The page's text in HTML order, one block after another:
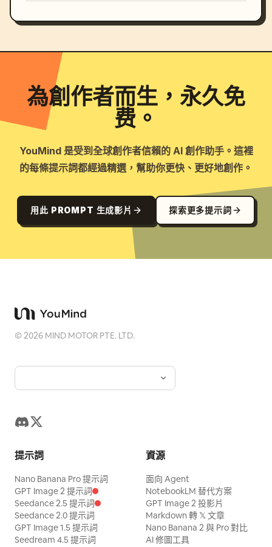
為創作者而生，永久免
费。
YouMind 是受到全球創作者信賴的 AI 創作助手。這裡
的每條提示詞都經過精選，幫助你更快、更好地創作。
用此 PROMPT 生成影片 探索更多提示詞
©2026 MIND MOTOR PTE. LTD.
提示詞
Nano Banana Pro 提示詞
GPT Image 2 提示詞
Seedance 2.5 提示詞
Seedance 2.0 提示詞
GPT Image 1.5 提示詞
Seedream 4.5 提示詞
資源
面向 Agent
NotebookLM 替代方案
GPT Image 2 投影片
Markdown 轉 𝕏 文章
Nano Banana 2 與 Pro 對比
AI 修圖工具